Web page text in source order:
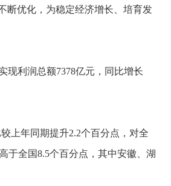
优化，为稳定经济增长、培育发
利润总额7378亿元，同比增长
上年同期提升2.2个百分点，对全
于全国8.5个百分点，其中安徽、湖